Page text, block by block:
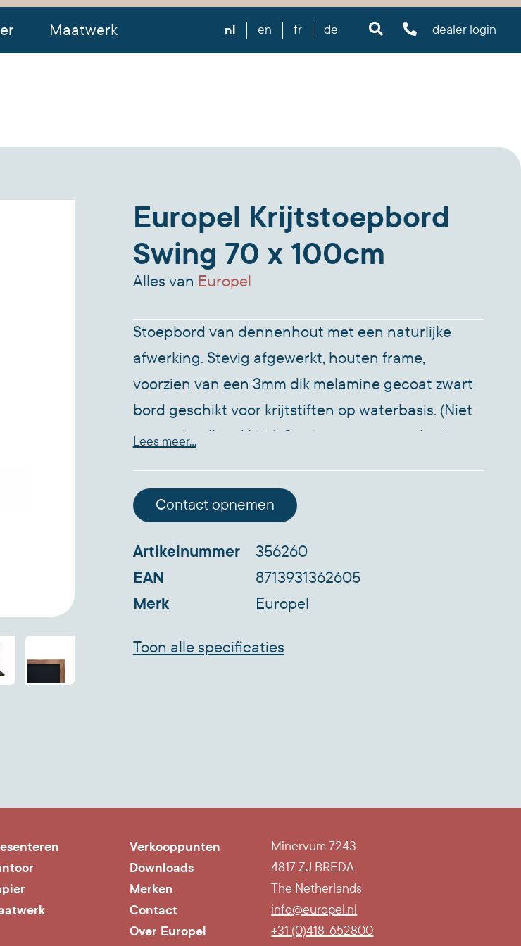
Maatwerk nl en fr de dealer login
Europel Krijtstoepbord
Swing 70 x 100cm
Alles van Europel
Stoepbord van dennenhout met een naturlijke
afwerking. Stevig afgewerkt, houten frame,
voorzien van een 3mm dik melamine gecoat zwart
bord geschikt voor krijtstiften op waterbasis. (Niet
voor schoolbord krijt). Stevige voet gemaakt uit
zand of water gevuld kan worden voor extra
stabiliteit. De metalen veren zorgen in extreme
weersomstandigheden voor flexibiliteit. Voorzien
van wielen waardoor het board makkelijk te
verplaatsen is.
*Geschikt voor buiten gebruik.
Lees meer...
Contact opnemen
Artikelnummer 356260
EAN 8713931362605
Merk Europel
Toon alle specificaties
Minervum 7243
4817 ZJ BREDA
The Netherlands
info@europel.nl
+31 (0)418-652800
Verkooppunten
Downloads
Merken
Contact
Over Europel